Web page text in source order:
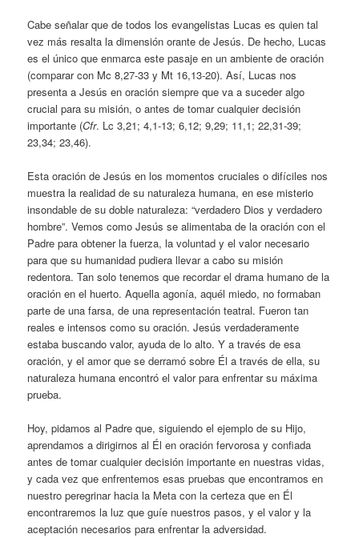
Cabe señalar que de todos los evangelistas Lucas es quien tal
vez más resalta la dimensión orante de Jesús. De hecho, Lucas
es el único que enmarca este pasaje en un ambiente de oración
(comparar con Mc 8,27-33 y Mt 16,13-20). Así, Lucas nos
presenta a Jesús en oración siempre que va a suceder algo
crucial para su misión, o antes de tomar cualquier decisión
importante (Cfr. Lc 3,21; 4,1-13; 6,12; 9,29; 11,1; 22,31-39;
23,34; 23,46).
Esta oración de Jesús en los momentos cruciales o difíciles nos
muestra la realidad de su naturaleza humana, en ese misterio
insondable de su doble naturaleza: “verdadero Dios y verdadero
hombre”. Vemos como Jesús se alimentaba de la oración con el
Padre para obtener la fuerza, la voluntad y el valor necesario
para que su humanidad pudiera llevar a cabo su misión
redentora. Tan solo tenemos que recordar el drama humano de la
oración en el huerto. Aquella agonía, aquél miedo, no formaban
parte de una farsa, de una representación teatral. Fueron tan
reales e intensos como su oración. Jesús verdaderamente
estaba buscando valor, ayuda de lo alto. Y a través de esa
oración, y el amor que se derramó sobre Él a través de ella, su
naturaleza humana encontró el valor para enfrentar su máxima
prueba.
Hoy, pidamos al Padre que, siguiendo el ejemplo de su Hijo,
aprendamos a dirigirnos al Él en oración fervorosa y confiada
antes de tomar cualquier decisión importante en nuestras vidas,
y cada vez que enfrentemos esas pruebas que encontramos en
nuestro peregrinar hacia la Meta con la certeza que en Él
encontraremos la luz que guíe nuestros pasos, y el valor y la
aceptación necesarios para enfrentar la adversidad.